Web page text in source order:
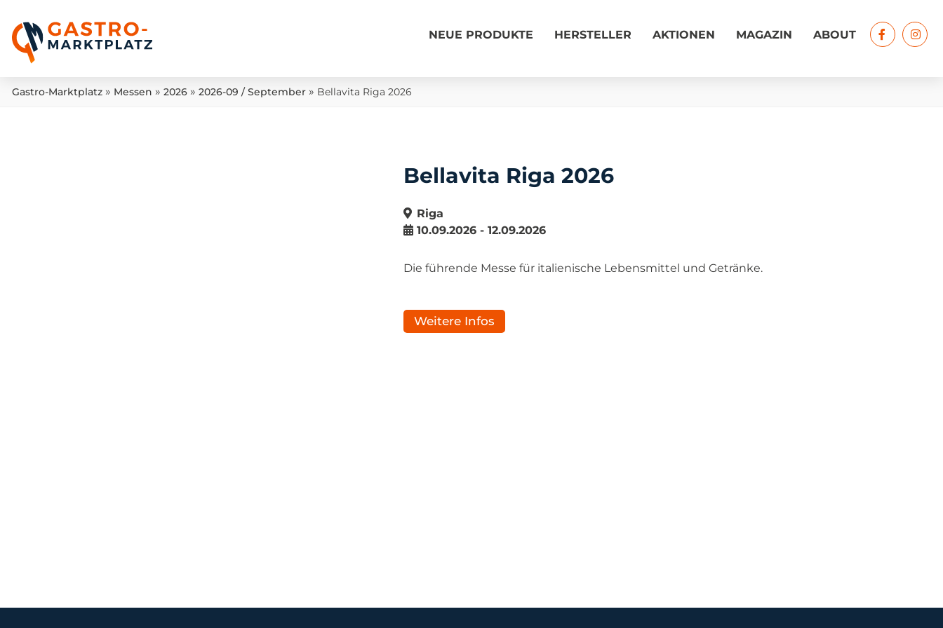
NEUE PRODUKTE HERSTELLER AKTIONEN MAGAZIN ABOUT
Gastro-Marktplatz » Messen » 2026 » 2026-09 / September » Bellavita Riga 2026
Bellavita Riga 2026
Riga
10.09.2026 - 12.09.2026
Die führende Messe für italienische Lebensmittel und Getränke.
Weitere Infos